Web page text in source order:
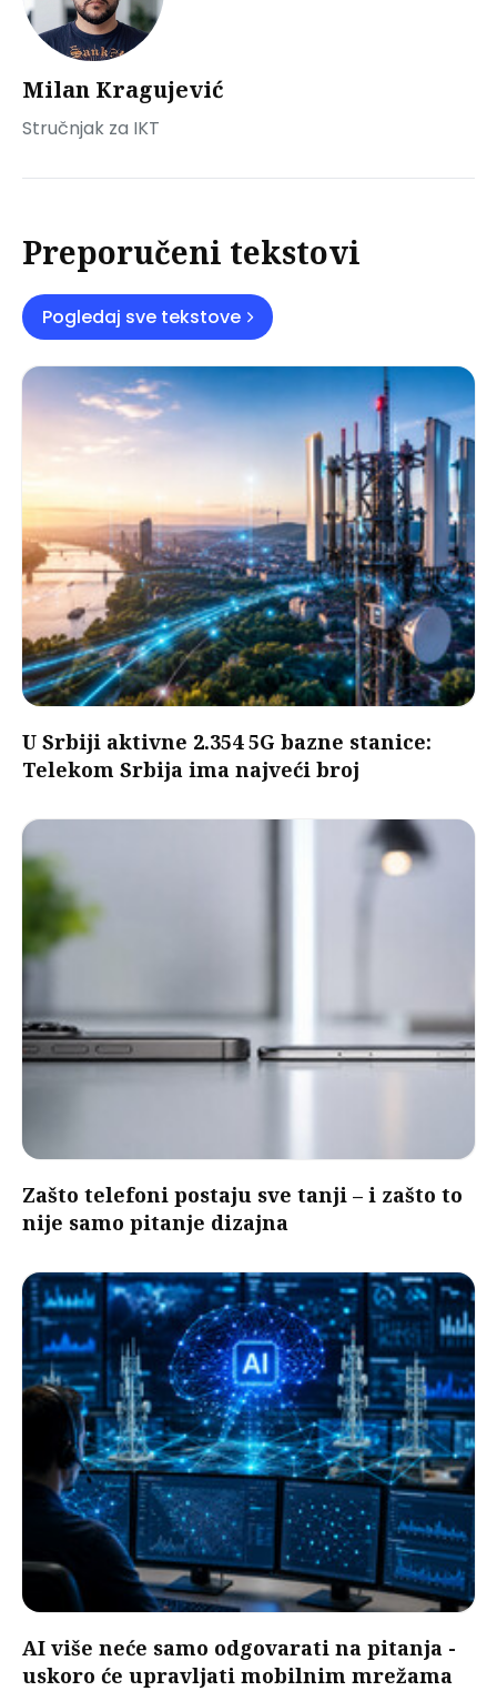
Milan Kragujević
Stručnjak za IKT
Preporučeni tekstovi
Pogledaj sve tekstove
U Srbiji aktivne 2.354 5G bazne stanice:
Telekom Srbija ima najveći broj
Zašto telefoni postaju sve tanji – i zašto to
nije samo pitanje dizajna
AI više neće samo odgovarati na pitanja -
uskoro će upravljati mobilnim mrežama